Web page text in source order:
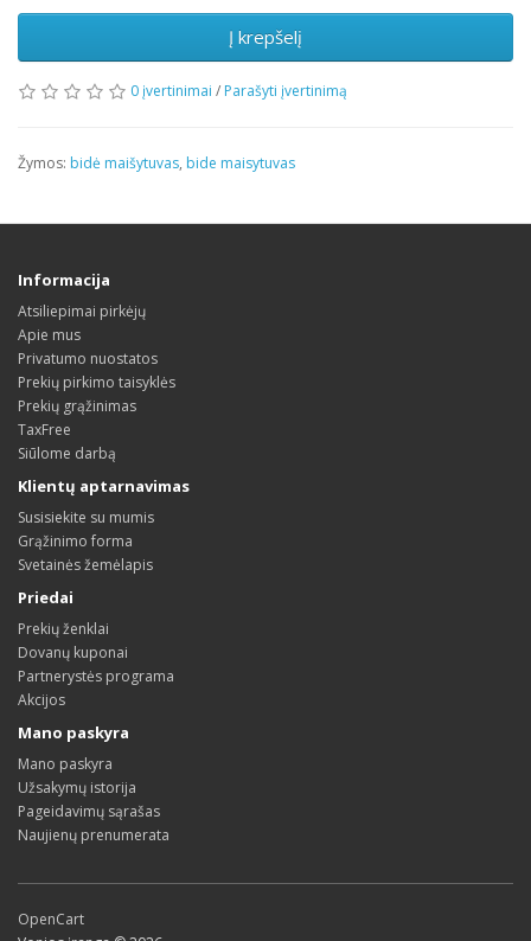
Į krepšelį
0 įvertinimai / Parašyti įvertinimą
Žymos: bidė maišytuvas, bide maisytuvas
Informacija
Atsiliepimai pirkėjų
Apie mus
Privatumo nuostatos
Prekių pirkimo taisyklės
Prekių grąžinimas
TaxFree
Siūlome darbą
Klientų aptarnavimas
Susisiekite su mumis
Grąžinimo forma
Svetainės žemėlapis
Priedai
Prekių ženklai
Dovanų kuponai
Partnerystės programa
Akcijos
Mano paskyra
Mano paskyra
Užsakymų istorija
Pageidavimų sąrašas
Naujienų prenumerata
OpenCart